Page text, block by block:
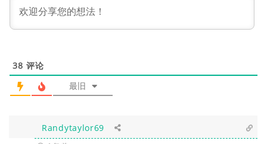
38 评论
最旧
Randytaylor69